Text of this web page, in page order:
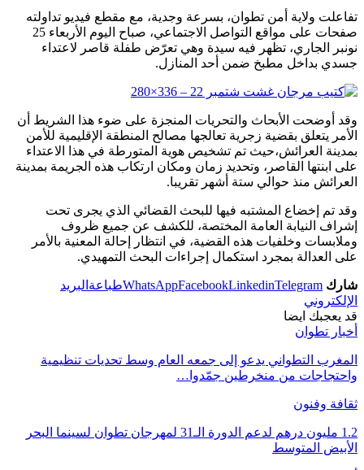
Email
تفاعلت ولاية أمن تطوان، بسرعة وجدية، مع مقطع فيديو تداولته
صفحات على مواقع التواصل الاجتماعي، صباح اليوم الأربعاء 25
نونبر الجاري، تظهر فيه سيدة وهي تعرّض طفلة قاصر لاعتداء
جسدي بداخل مطبخ ضمن أحد المنازل.
وقد أوضحت الأبحاث والتحريات المنجزة على ضوء هذا الشريط أن
الأمر يتعلق بقضية زجرية تعالجها مصالح المنطقة الإقليمية للأمن
بمدينة العرائش،حيث تم تشخيص هوية المتورطة في هذا الاعتداء
على ابنتها القاصر، وتحديد زمان ومكان ارتكاب هذه الجريمة بمدينة
العرائش منذ حوالي ستة أشهر تقريبا.
وقد تم إخضاع المشتبه فيها للبحث القضائي الذي يجرى تحت
إشراف النيابة العامة المختصة، للكشف عن جميع ظروف
وملابسات وخلفيات هذه القضية، في انتظار إحالة المعنية بالأمر
على العدالة بمجرد استكمال إجراءات البحث التمهيدي.
شارك WhatsAppFacebookLinkedinTelegram طباعة البريد
الإلكتروني
قد يعجبك ايضا
أخبار تطوان
المغرب التطواني يدعو إلى جمعه العام وسط تحديات تنظيمية
واحتجاجات من منخرطين جمّدوا…
ثقافة وفنون
1.2 مليون درهم لدعم الدورة الـ31 لمهرجان تطوان لسينما البحر
الأبيض المتوسط